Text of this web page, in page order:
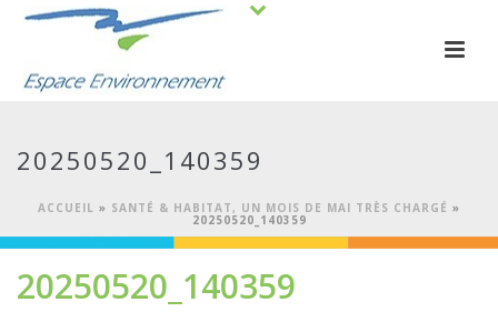
20250520_140359
ACCUEIL » SANTÉ & HABITAT, UN MOIS DE MAI TRÈS CHARGÉ »
20250520_140359
20250520_140359